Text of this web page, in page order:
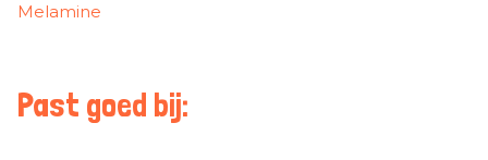
Melamine
Past goed bij: